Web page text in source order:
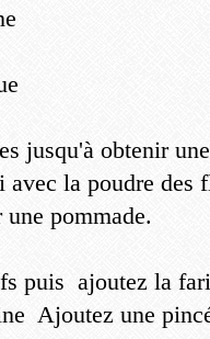
jusqu'à obtenir
la poudre des
pommade.
puis ajoutez la
Ajoutez une